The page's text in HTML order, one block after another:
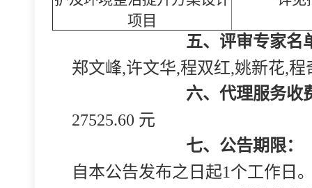
项目
五、评审专家名
郑文峰,许文华,程双红,姚新花,程
六、代理服务收
27525.60 元
七、公告期限：
自本公告发布之日起1个工作日